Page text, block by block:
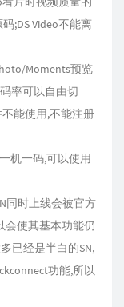
;DS Video不能离
Moments预览
率可以自由切
能使用,不能注册
机一码,可以使用
同时上线会被官方
会使其基本功能仍
已经是半白的SN,
功能,所以